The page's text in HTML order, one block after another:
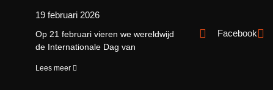
19 februari 2026
Op 21 februari vieren we wereldwijd
de Internationale Dag van
Lees meer
Facebook